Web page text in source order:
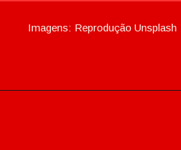
Imagens: Reprodução Unsplash